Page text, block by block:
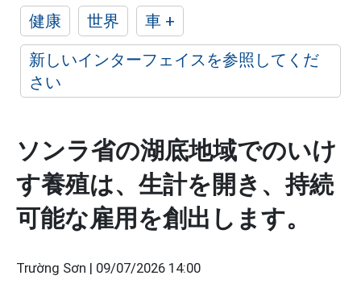
健康
世界
車 +
新しいインターフェイスを参照してくだ
さい
ソンラ省の湖底地域でのいけ
す養殖は、生計を開き、持続
可能な雇用を創出します。
Trường Sơn | 09/07/2026 14:00